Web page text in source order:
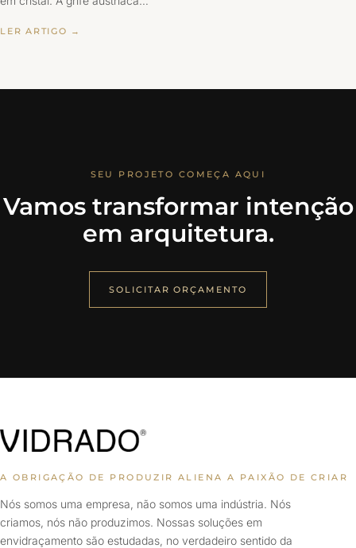
LER ARTIGO →
SEU PROJETO COMEÇA AQUI
Vamos transformar intenção
em arquitetura.
SOLICITAR ORÇAMENTO
A OBRIGAÇÃO DE PRODUZIR ALIENA A PAIXÃO DE CRIAR
Nós somos uma empresa, não somos uma indústria. Nós
criamos, nós não produzimos. Nossas soluções em
envidraçamento são estudadas, no verdadeiro sentido da